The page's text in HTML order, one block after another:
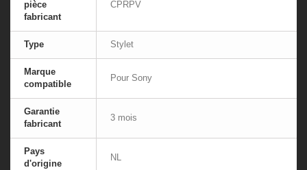
pièce
fabricant
CPRPV
Type Stylet
Marque
compatible
Pour Sony
Garantie
fabricant
3 mois
Pays
d'origine
NL